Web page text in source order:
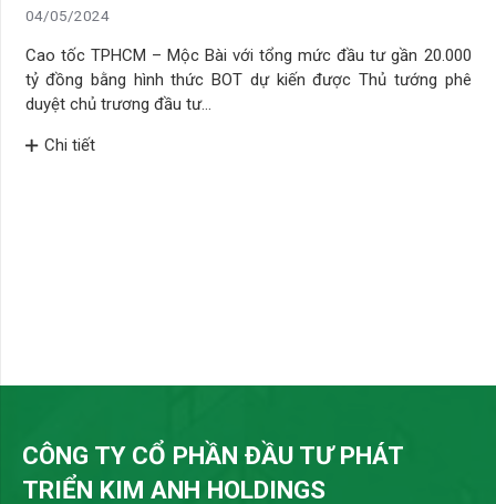
04/05/2024
Cao tốc TPHCM – Mộc Bài với tổng mức đầu tư gần 20.000
tỷ đồng bằng hình thức BOT dự kiến được Thủ tướng phê
duyệt chủ trương đầu tư…
Chi tiết
CÔNG TY CỔ PHẦN ĐẦU TƯ PHÁT
TRIỂN KIM ANH HOLDINGS